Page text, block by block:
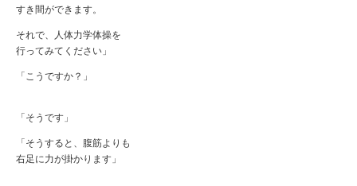
すき間ができます。
それで、人体力学体操を
行ってみてください」
「こうですか？」
「そうです」
「そうすると、腹筋よりも
右足に力が掛かります」